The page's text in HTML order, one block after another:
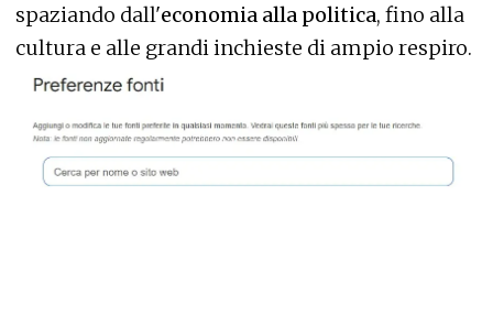
spaziando dall'economia alla politica, fino alla
cultura e alle grandi inchieste di ampio respiro.